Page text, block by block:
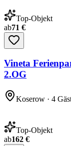
Top-Objekt
ab71 €
Vineta
2.OG
Koserow · 4
Top-Objekt
ab162 €